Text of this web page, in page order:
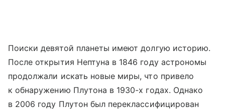
Поиски девятой планеты имеют долгую историю.
После открытия Нептуна в 1846 году астрономы
продолжали искать новые миры, что привело
к обнаружению Плутона в 1930-х годах. Однако
в 2006 году Плутон был переклассифицирован